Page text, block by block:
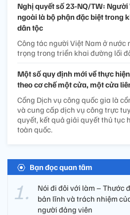
Nghị quyết số 23-NQ/TW:
ngoài là bộ phận đặc biệt trong
dân tộc
Công tác người Việt Nam ở nước
trọng trong triển khai đường lối
Một số quy định mới về thực
theo cơ chế một cửa, một cửa
Cổng Dịch vụ công quốc gia là
và cung cấp dịch vụ công trực
quyết, kết quả giải quyết thủ tục
toàn quốc.
Bạn đọc quan tâm
Nói đi đôi với làm – Thước
bản lĩnh và trách nhiệm
người đảng viên​